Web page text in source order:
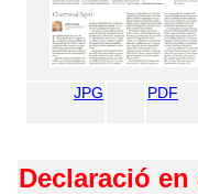
JPG PDF
Declaració